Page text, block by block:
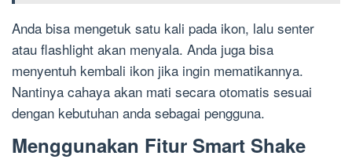
Anda bisa mengetuk satu kali pada ikon, lalu senter
atau flashlight akan menyala. Anda juga bisa
menyentuh kembali ikon jika ingin mematikannya.
Nantinya cahaya akan mati secara otomatis sesuai
dengan kebutuhan anda sebagai pengguna.
Menggunakan Fitur Smart Shake